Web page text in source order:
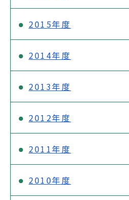
2015年度
2014年度
2013年度
2012年度
2011年度
2010年度